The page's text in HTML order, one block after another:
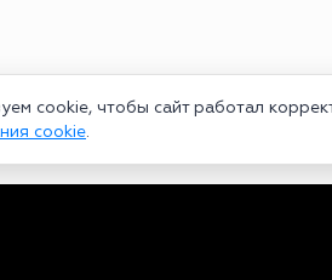
cookie, чтобы сайт работал
cookie.